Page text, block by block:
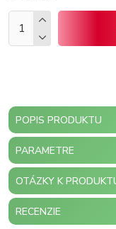
POPIS PRODUKTU
PARAMETRE
OTÁZKY K
RECENZIE